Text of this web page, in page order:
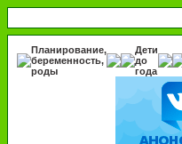
Планирование,
беременность,
роды
Дети
до
года